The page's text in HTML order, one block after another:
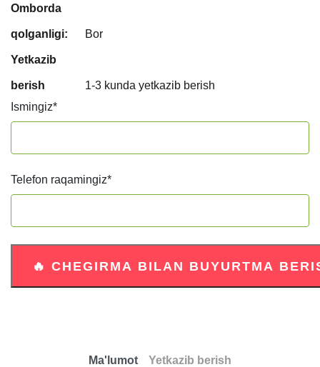
Omborda
qolganligi: Bor
Yetkazib
berish
1-3 kunda yetkazib berish
Ismingiz*
Telefon raqamingiz*
Ma'lumot Yetkazib berish